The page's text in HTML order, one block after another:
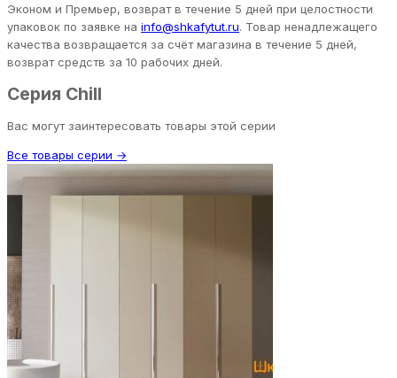
Эконом и Премьер, возврат в течение 5 дней при целостности
упаковок по заявке на info@shkafytut.ru. Товар ненадлежащего
качества возвращается за счёт магазина в течение 5 дней,
возврат средств за 10 рабочих дней.
Серия Chill
Вас могут заинтересовать товары этой серии
Все товары серии →